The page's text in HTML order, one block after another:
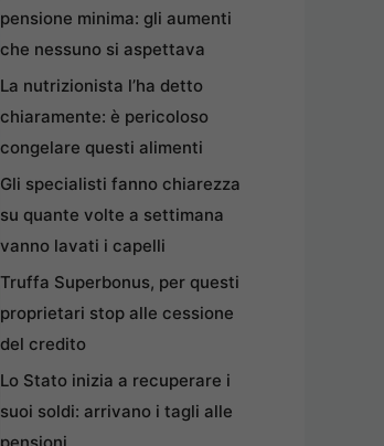
pensione minima: gli aumenti
che nessuno si aspettava
La nutrizionista l’ha detto
chiaramente: è pericoloso
congelare questi alimenti
Gli specialisti fanno chiarezza
su quante volte a settimana
vanno lavati i capelli
Truffa Superbonus, per questi
proprietari stop alle cessione
del credito
Lo Stato inizia a recuperare i
suoi soldi: arrivano i tagli alle